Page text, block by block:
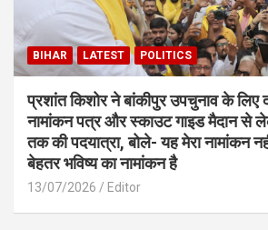
BIHAR LATEST POLITICS
प्रशांत किशोर ने बांकीपुर उपचुनाव के लिए
नामांकन पत्र और स्काउट गाइड मैदान से
तक की पदयात्रा, बोले- यह मेरा नामांकन
बेहतर भविष्य का नामांकन है
13/07/2026 Editor